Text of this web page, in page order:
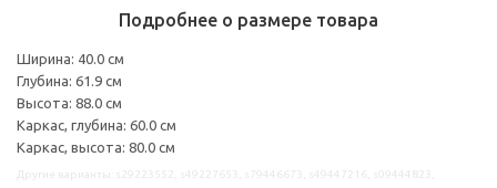
Подробнее о размере товара
Ширина: 40.0 см
Глубина: 61.9 см
Высота: 88.0 см
Каркас, глубина: 60.0 см
Каркас, высота: 80.0 см